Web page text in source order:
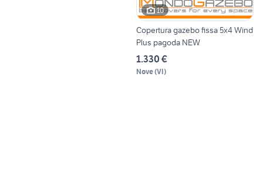
10
Copertura gazebo fissa 5x4 Wind
Plus pagoda NEW
1.330 €
Nove(VI)